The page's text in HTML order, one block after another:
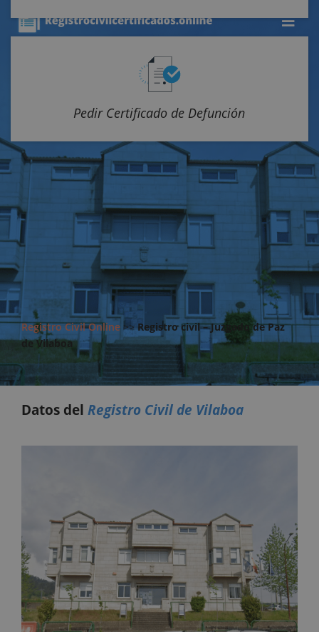
Pedir Certificado de Defunción
Registro Civil Online >>Registro civil – Juzgado de Paz
de Vilaboa
Datos del Registro Civil de Vilaboa